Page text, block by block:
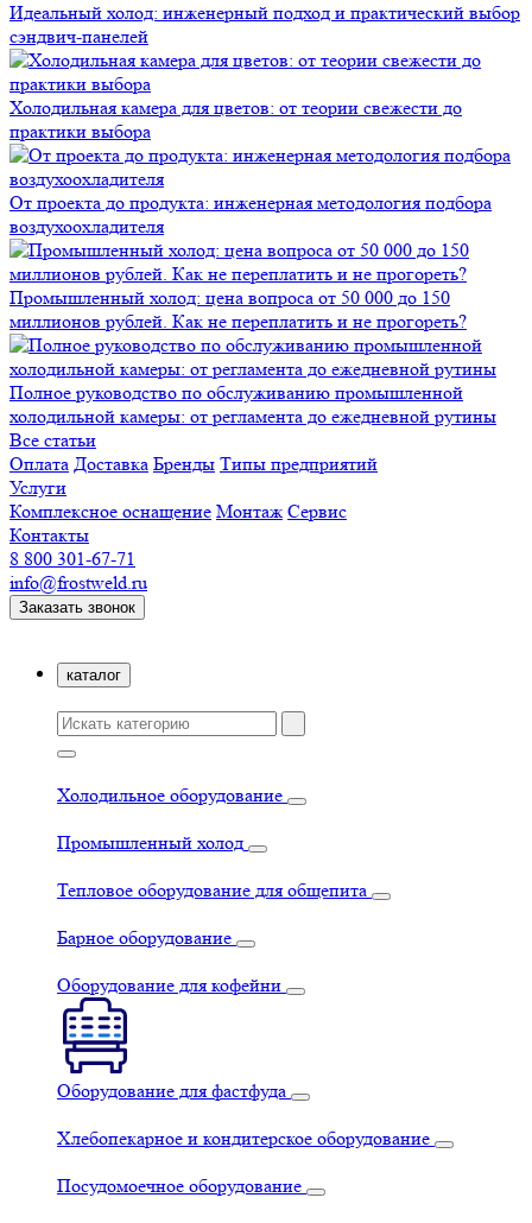
Идеальный холод: инженерный подход и практический выбор
сэндвич-панелей
Холодильная камера для цветов: от теории свежести до
практики выбора
От проекта до продукта: инженерная методология подбора
воздухоохладителя
Промышленный холод: цена вопроса от 50 000 до 150
миллионов рублей. Как не переплатить и не прогореть?
Полное руководство по обслуживанию промышленной
холодильной камеры: от регламента до ежедневной рутины
Все статьи
Оплата Доставка Бренды Типы предприятий
Услуги
Комплексное оснащение Монтаж Сервис
Контакты
8 800 301-67-71
info@frostweld.ru
Заказать звонок
каталог
Холодильное оборудование
Промышленный холод
Тепловое оборудование для общепита
Барное оборудование
Оборудование для кофейни
Оборудование для фастфуда
Хлебопекарное и кондитерское оборудование
Посудомоечное оборудование